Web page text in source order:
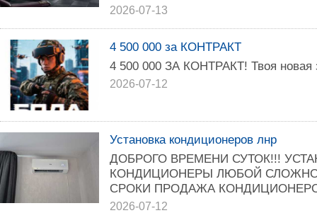
2026-07-13
4 500 000 за КОНТРАКТ
4 500 000 ЗА КОНТРАКТ! Твоя новая
2026-07-12
Установка кондиционеров лнр
ДОБРОГО ВРЕМЕНИ СУТОК!!!
КОНДИЦИОНЕРЫ ЛЮБОЙ
СРОКИ ПРОДАЖА
2026-07-12